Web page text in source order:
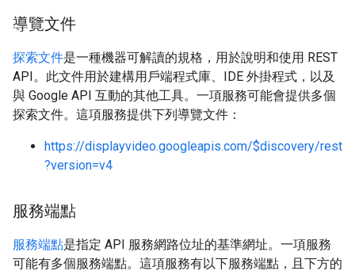
導覽文件
探索文件是一種機器可解讀的規格，用於說明和使用 REST
API。此文件用於建構用戶端程式庫、IDE 外掛程式，以及
與 Google API 互動的其他工具。一項服務可能會提供多個
探索文件。這項服務提供下列導覽文件：
https://displayvideo.googleapis.com/$discovery/rest
?version=v4
服務端點
服務端點是指定 API 服務網路位址的基準網址。一項服務
可能有多個服務端點。這項服務有以下服務端點，且下方的